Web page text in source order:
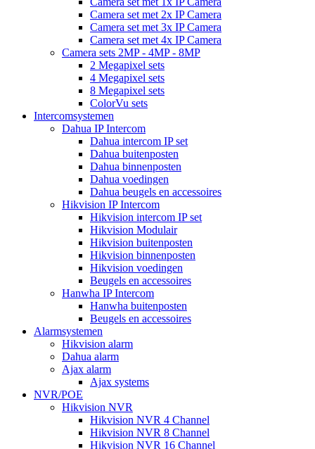
Camera set met 2x IP Camera
Camera set met 3x IP Camera
Camera set met 4x IP Camera
Camera sets 2MP - 4MP - 8MP
2 Megapixel sets
4 Megapixel sets
8 Megapixel sets
ColorVu sets
Intercomsystemen
Dahua IP Intercom
Dahua intercom IP set
Dahua buitenposten
Dahua binnenposten
Dahua voedingen
Dahua beugels en accessoires
Hikvision IP Intercom
Hikvision intercom IP set
Hikvision Modulair
Hikvision buitenposten
Hikvision binnenposten
Hikvision voedingen
Beugels en accessoires
Hanwha IP Intercom
Hanwha buitenposten
Beugels en accessoires
Alarmsystemen
Hikvision alarm
Dahua alarm
Ajax alarm
Ajax systems
NVR/POE
Hikvision NVR
Hikvision NVR 4 Channel
Hikvision NVR 8 Channel
Hikvision NVR 16 Channel